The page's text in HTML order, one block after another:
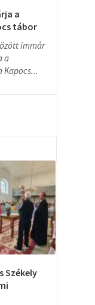
a
tábor
immár
a
Kapocs...
Székely